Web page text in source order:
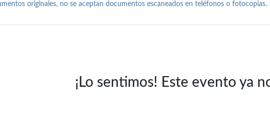
originales, no se aceptan documentos escaneados en teléfonos o fotocopias.
¡Lo sentimos! Este evento ya